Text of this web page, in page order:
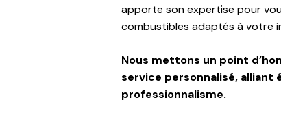
apporte son expertise pour
combustibles adaptés à votre
Nous mettons un point
service personnalisé,
professionnalisme.